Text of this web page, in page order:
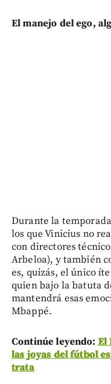
El manejo del ego,
Durante la
los que Vinicius no
con directores
Arbeloa), y también
es, quizás, el único
quien bajo la batuta
mantendrá esas
Mbappé.
Continúe leyendo: El
las joyas del fútbol
trata